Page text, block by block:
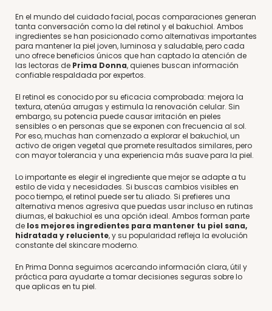
En el mundo del cuidado facial, pocas comparaciones generan
tanta conversación como la del retinol y el bakuchiol. Ambos
ingredientes se han posicionado como alternativas importantes
para mantener la piel joven, luminosa y saludable, pero cada
uno ofrece beneficios únicos que han captado la atención de
las lectoras de Prima Donna, quienes buscan información
confiable respaldada por expertos.
El retinol es conocido por su eficacia comprobada: mejora la
textura, atenúa arrugas y estimula la renovación celular. Sin
embargo, su potencia puede causar irritación en pieles
sensibles o en personas que se exponen con frecuencia al sol.
Por eso, muchas han comenzado a explorar el bakuchiol, un
activo de origen vegetal que promete resultados similares, pero
con mayor tolerancia y una experiencia más suave para la piel.
Lo importante es elegir el ingrediente que mejor se adapte a tu
estilo de vida y necesidades. Si buscas cambios visibles en
poco tiempo, el retinol puede ser tu aliado. Si prefieres una
alternativa menos agresiva que puedas usar incluso en rutinas
diurnas, el bakuchiol es una opción ideal. Ambos forman parte
de los mejores ingredientes para mantener tu piel sana,
hidratada y reluciente, y su popularidad refleja la evolución
constante del skincare moderno.
En Prima Donna seguimos acercando información clara, útil y
práctica para ayudarte a tomar decisiones seguras sobre lo
que aplicas en tu piel.